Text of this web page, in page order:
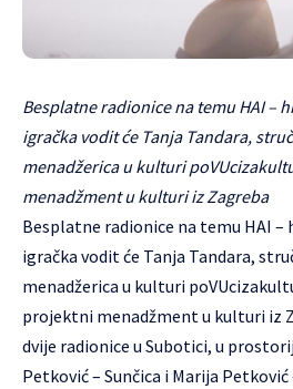
Besplatne radionice na temu HAI –
igračka vodit će Tanja Tandara,
menadžerica u kulturi
menadžment u kulturi iz Zagreba
Besplatne radionice na temu HAI
igračka vodit će Tanja Tandara,
menadžerica u kulturi
projektni menadžment u kulturi iz
dvije radionice u Subotici, u
Petković – Sunčica i Marija